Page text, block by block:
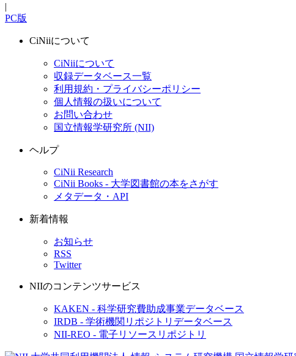
|
PC版
CiNiiについて
CiNiiについて
収録データベース一覧
利用規約・プライバシーポリシー
個人情報の扱いについて
お問い合わせ
国立情報学研究所 (NII)
ヘルプ
CiNii Research
CiNii Books - 大学図書館の本をさがす
メタデータ・API
新着情報
お知らせ
RSS
Twitter
NIIのコンテンツサービス
KAKEN - 科学研究費助成事業データベース
IRDB - 学術機関リポジトリデータベース
NII-REO - 電子リソースリポジトリ